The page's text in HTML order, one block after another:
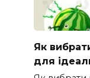
Як
для